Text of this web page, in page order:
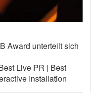
Award unterteilt sich
Live PR | Best
Installation